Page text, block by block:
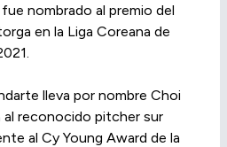
nombrado al premio del
en la Liga Coreana de
lleva por nombre Choi
reconocido pitcher sur
al Cy Young Award de la